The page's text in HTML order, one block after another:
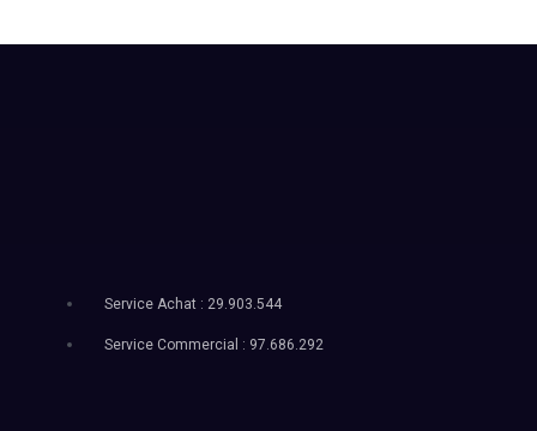
Service Achat : 29.903.544
Service Commercial : 97.686.292